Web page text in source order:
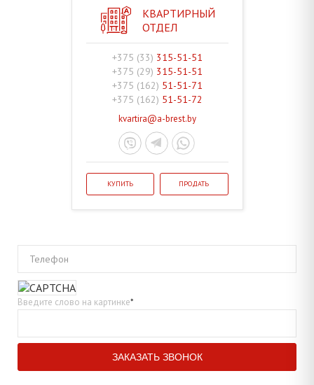
КВАРТИРНЫЙ
ОТДЕЛ
+375 (33) 315-51-51
+375 (29) 315-51-51
+375 (162) 51-51-71
+375 (162) 51-51-72
kvartira@a-brest.by
КУПИТЬ ПРОДАТЬ
Телефон
Введите слово на картинке*